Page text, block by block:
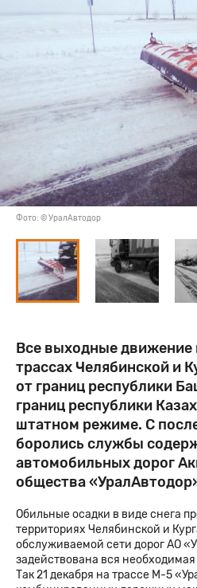
Фото: © УралАвтодор
Все выходные движение
трассах Челябинской и
от границ республики
границ республики
штатном режиме. С
боролись службы
автомобильных дорог
общества
Обильные осадки в виде снега
территориях Челябинской и
обслуживаемой сети дорог АО
задействована вся
Так 21 декабря на трассе М-5